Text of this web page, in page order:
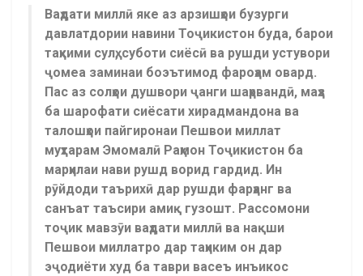
Ваҳдати миллӣ яке аз арзишҳои бузурги
давлатдории навини Тоҷикистон буда, барои
таҳкими сулҳ, суботи сиёсӣ ва рушди устувори
ҷомеа заминаи боэътимод фароҳам овард.
Пас аз солҳои душвори ҷанги шаҳрвандӣ, маҳз
ба шарофати сиёсати хирадмандона ва
талошҳои пайгиронаи Пешвои миллат
муҳтарам Эмомалӣ Раҳмон Тоҷикистон ба
марҳилаи нави рушд ворид гардид. Ин
рӯйдоди таърихӣ дар рушди фарҳанг ва
санъат таъсири амиқ гузошт. Рассомони
тоҷик мавзӯи ваҳдати миллӣ ва нақши
Пешвои миллатро дар таҳиким он дар
эҷодиёти худ ба таври васеъ инъикос